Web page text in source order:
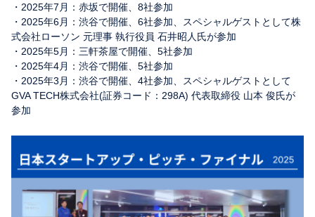
・2025年7月：赤坂で開催、8社参加
・2025年6月：渋谷で開催、6社参加、スペシャルゲストとして株
式会社ローソン 元理事 執行役員 石井昭人氏が参加
・2025年5月：三軒茶屋で開催、5社参加
・2025年4月：渋谷で開催、5社参加
・2025年3月：渋谷で開催、4社参加、スペシャルゲストとして
GVA TECH株式会社(証券コード：298A) 代表取締役 山本 俊氏が
参加